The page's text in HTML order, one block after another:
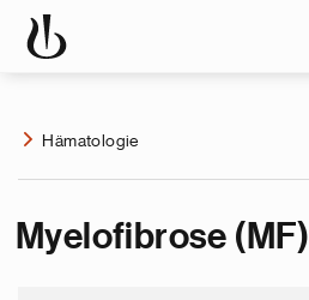
Hämatologie
Myelofibrose (MF)